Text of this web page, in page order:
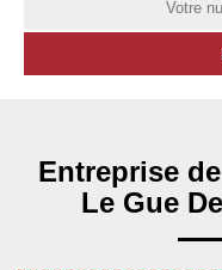
Entreprise
Le Gue